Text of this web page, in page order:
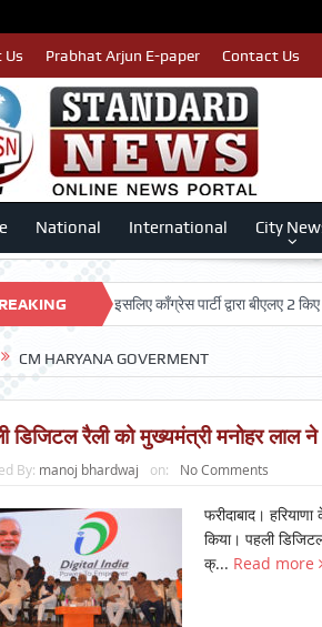
Us Prabhat Arjun E-paper Contact Us
National International City
NEWS
न कटे इसलिए काँग्रेस पार्टी द्वारा बीएलए 2 किए जा रहे
CM HARYANA GOVERMENT
डिजिटल रैली को मुख्यमंत्री मनोहर लाल ने
By: manoj bhardwaj on: No Comments
फरीदाबाद।
किया। पहली
क्... Read more